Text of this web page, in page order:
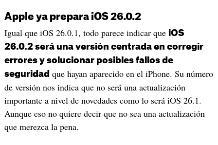
Apple ya prepara iOS 26.0.2
Igual que iOS 26.0.1, todo parece indicar que iOS
26.0.2 será una versión centrada en corregir
errores y solucionar posibles fallos de
seguridad que hayan aparecido en el iPhone. Su número
de versión nos indica que no será una actualización
importante a nivel de novedades como lo será iOS 26.1.
Aunque eso no quiere decir que no sea una actualización
que merezca la pena.